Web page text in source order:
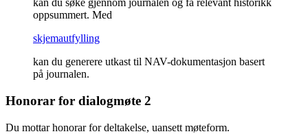
kan du søke gjennom journalen og få relevant historikk
oppsummert. Med
skjemautfylling
kan du generere utkast til NAV-dokumentasjon basert
på journalen.
Honorar for dialogmøte 2
Du mottar honorar for deltakelse, uansett møteform.